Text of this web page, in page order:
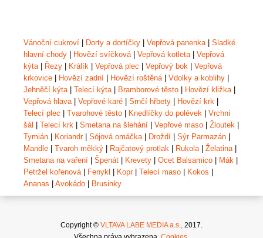
Vánoční cukroví Dorty a dortíčky Vepřová panenka| Sladké
hlavní chody
Hovězí svíčková| Vepřová kotleta| Vepřová
kýta| Řezy Králík Vepřová plec Vepřový bok
Vepřová
krkovice
Hovězí zadní Hovězí roštěná| Vdolky a koblihy
Jehněčí kýta| Telecí kýta| Bramborové těsto Hovězí kližka|
Vepřová hlava| Vepřové karé Srnčí hřbety Hovězí krk
Telecí plec
Tvarohové těsto Knedlíčky do polévek
Vrchní
šál
Telecí krk Smetana na šlehání Vepřové maso Žloutek
Tymián
Koriandr| Sójová omáčka| Droždí Sýr Parmazán
Mandle
Tvaroh měkký Rajčatový protlak Rukola| Želatina|
Smetana na vaření
Špenát Krevety Ocet Balsamico Mák
Petržel kořenová| Fenykl Kopr| Telecí maso Kokos
Ananas
Avokádo Brusinky
Copyright © VLTAVA LABE MEDIA a.s., 2017.